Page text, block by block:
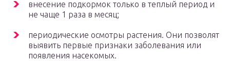
внесение подкормок только в теплый период и
не чаще 1 раза в месяц;
периодические осмотры растения. Они позволят
выявить первые признаки заболевания или
появления насекомых.